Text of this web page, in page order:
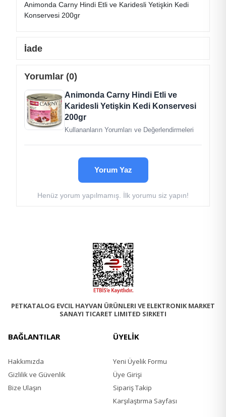
Animonda Carny Hindi Etli ve Karidesli Yetişkin Kedi
Konservesi 200gr
İade
Yorumlar (0)
Animonda Carny Hindi Etli ve
Karidesli Yetişkin Kedi Konservesi
200gr
Kullananların Yorumları ve Değerlendirmeleri
Yorum Yaz
Henüz yorum yapılmamış. İlk yorumu siz yapın!
PETKATALOG EVCIL HAYVAN ÜRÜNLERI VE ELEKTRONIK MARKET
SANAYI TICARET LIMITED SIRKETI
BAĞLANTILAR
Hakkımızda
Gizlilik ve Güvenlik
Bize Ulaşın
ÜYELİK
Yeni Üyelik Formu
Üye Girişi
Sipariş Takip
Karşılaştırma Sayfası